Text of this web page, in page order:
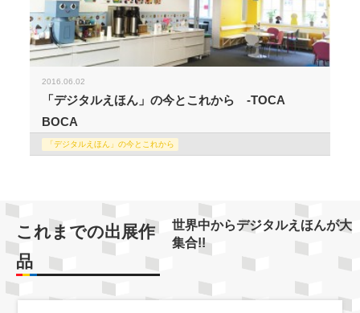
2016.06.02
「デジタルえほん」の今とこれから -TOCA
BOCA
「デジタルえほん」の今とこれから
これまでの出展作
品
世界中からデジタルえほんが大
集合!!